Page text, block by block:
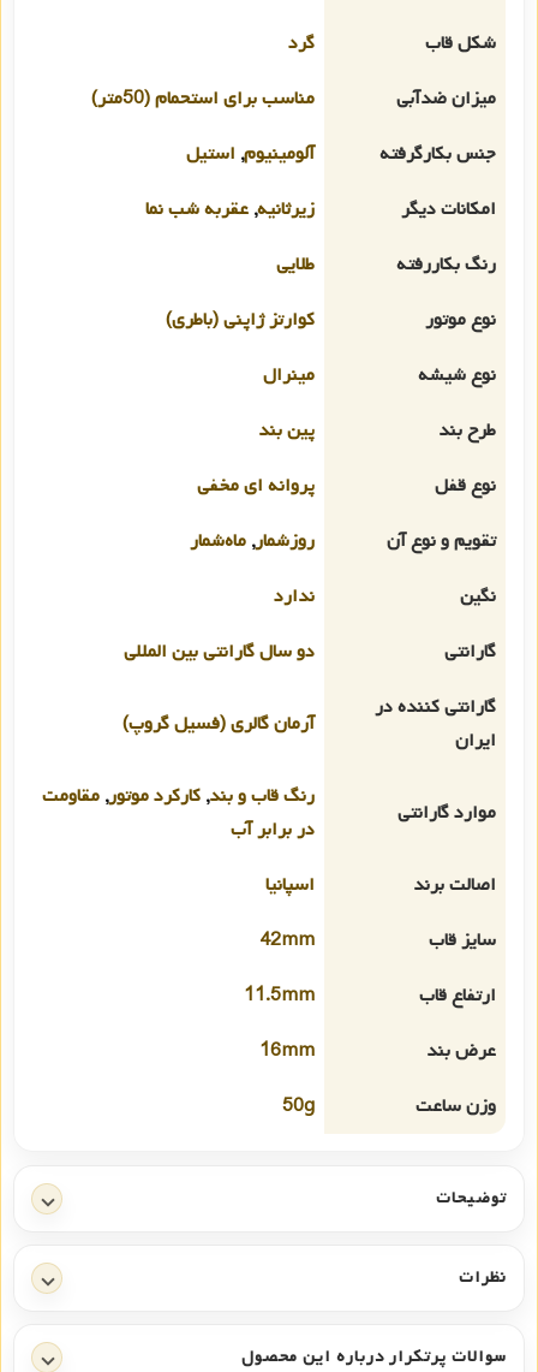
شکل قاب
گرد
میزان ضدآبی
مناسب برای استحمام (50متر)
جنس بکارگرفته
آلومینیوم, استیل
امکانات دیگر
زیرثانیه, عقربه شب نما
رنگ بکاررفته
طلایی
نوع موتور
کوارتز ژاپنی (باطری)
نوع شیشه
مینرال
طرح بند
پین بند
نوع قفل
پروانه ای مخفی
تقویم و نوع آن
روزشمار, ماه‌شمار
نگین
ندارد
گارانتی
دو سال گارانتی بین المللی
گارانتی کننده در
ایران
آرمان گالری (فسیل گروپ)
موارد گارانتی
رنگ قاب و بند, کارکرد موتور, مقاومت
در برابر آب
اصالت برند
اسپانیا
سایز قاب
42mm
ارتفاع قاب
11.5mm
عرض بند
16mm
وزن ساعت
50g
توضیحات
نظرات
سوالات پرتکرار درباره این محصول